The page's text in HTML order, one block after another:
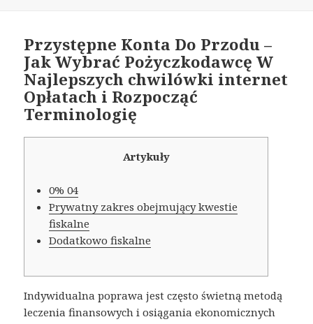
Przystępne Konta Do Przodu –
Jak Wybrać Pożyczkodawcę W
Najlepszych chwilówki internet
Opłatach i Rozpocząć
Terminologię
Artykuły
0% 04
Prywatny zakres obejmujący kwestie
fiskalne
Dodatkowo fiskalne
Indywidualna poprawa jest często świetną metodą
leczenia finansowych i osiągania ekonomicznych